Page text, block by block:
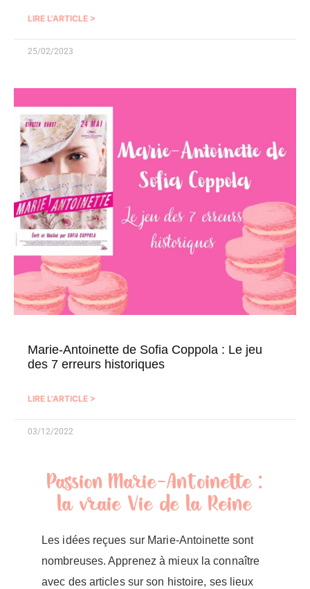
LIRE L'ARTICLE >
25/02/2023
Marie-Antoinette de Sofia Coppola : Le jeu
des 7 erreurs historiques
LIRE L'ARTICLE >
03/12/2022
Passion Marie-Antoinette :
la vraie Vie de la Reine
Les idées reçues sur Marie-Antoinette sont
nombreuses. Apprenez à mieux la connaître
avec des articles sur son histoire, ses lieux